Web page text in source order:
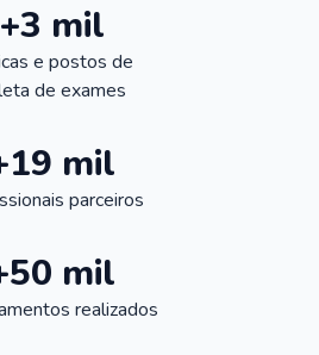
+3 mil
e postos de
de exames
mil
parceiros
mil
realizados